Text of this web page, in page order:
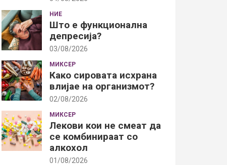
НИЕ
Што е функционална
депресија?
03/08/2026
МИКСЕР
Како сировата исхрана
влијае на организмот?
02/08/2026
МИКСЕР
Лекови кои не смеат да
се комбинираат со
алкохол
01/08/2026